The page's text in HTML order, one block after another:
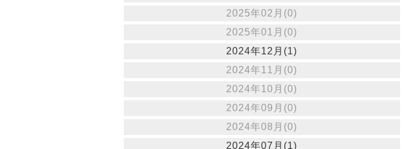
2025年02月(0)
2025年01月(0)
2024年12月(1)
2024年11月(0)
2024年10月(0)
2024年09月(0)
2024年08月(0)
2024年07月(1)